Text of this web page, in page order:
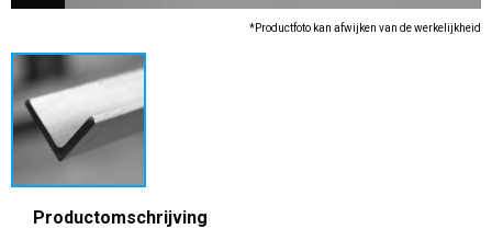
*Productfoto kan afwijken van de werkelijkheid
Productomschrijving